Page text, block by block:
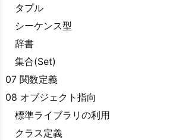
タプル
シーケンス型
辞書
集合(Set)
07 関数定義
08 オブジェクト指向
標準ライブラリの利用
クラス定義